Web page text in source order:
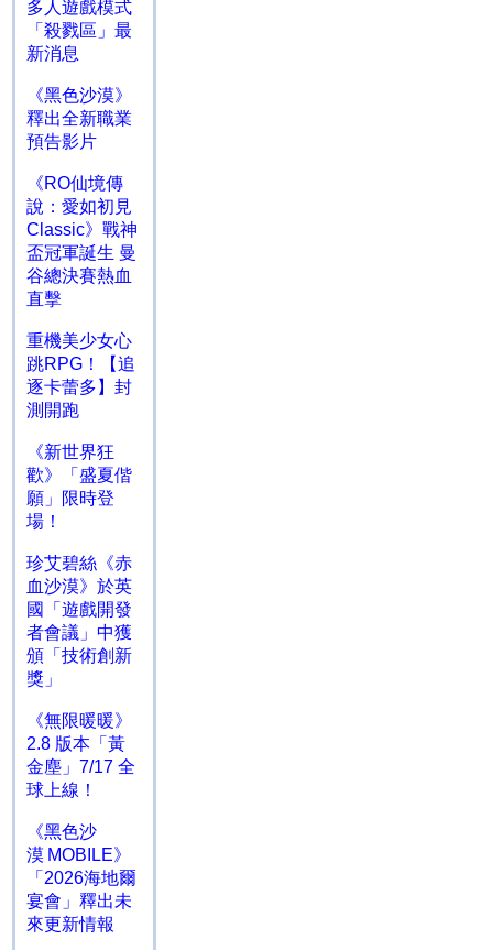
多人遊戲模式
「殺戮區」最
新消息
《黑色沙漠》
釋出全新職業
預告影片
《RO仙境傳
說：愛如初見
Classic》戰神
盃冠軍誕生 曼
谷總決賽熱血
直擊
重機美少女心
跳RPG！【追
逐卡蕾多】封
測開跑
《新世界狂
歡》「盛夏偕
願」限時登
場！
珍艾碧絲《赤
血沙漠》於英
國「遊戲開發
者會議」中獲
頒「技術創新
獎」
《無限暖暖》
2.8 版本「黃
金塵」7/17 全
球上線！
《黑色沙
漠 MOBILE》
「2026海地爾
宴會」釋出未
來更新情報